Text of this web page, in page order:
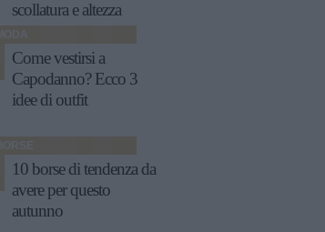
scollatura e altezza
MODA
Come vestirsi a
Capodanno? Ecco 3
idee di outfit
BORSE
10 borse di tendenza da
avere per questo
autunno